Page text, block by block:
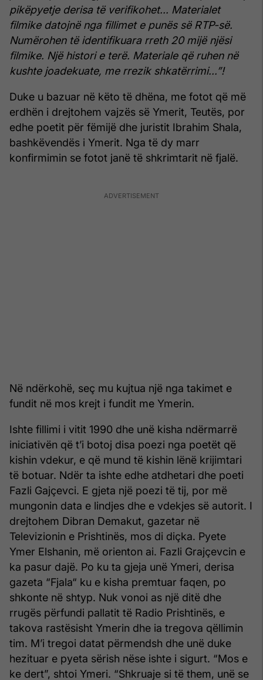
pikëpyetje derisa të verifikohet... Materialet
filmike datojnë nga fillimet e punës së RTP-së.
Numërohen të identifikuara rreth 20 mijë njësi
filmike. Një histori e terë. Materiale që ruhen në
kushte joadekuate, me rrezik shkatërrimi...”!
Duke u bazuar në këto të dhëna, me fotot që më
erdhën i drejtohem vajzës së Ymerit, Teutës, por
edhe poetit për fëmijë dhe juristit Ibrahim Shala,
bashkëvendës i Ymerit. Nga të dy marr
konfirmimin se fotot janë të shkrimtarit në fjalë.
Në ndërkohë, seç mu kujtua një nga takimet e
fundit në mos krejt i fundit me Ymerin.
Ishte fillimi i vitit 1990 dhe unë kisha ndërmarrë
iniciativën që t’i botoj disa poezi nga poetët që
kishin vdekur, e që mund të kishin lënë krijimtari
të botuar. Ndër ta ishte edhe atdhetari dhe poeti
Fazli Gajçevci. E gjeta një poezi të tij, por më
mungonin data e lindjes dhe e vdekjes së autorit. I
drejtohem Dibran Demakut, gazetar në
Televizionin e Prishtinës, mos di diçka. Pyete
Ymer Elshanin, më orienton ai. Fazli Grajçevcin e
ka pasur dajë. Po ku ta gjeja unë Ymeri, derisa
gazeta “Fjala“ ku e kisha premtuar faqen, po
shkonte në shtyp. Nuk vonoi as një ditë dhe
rrugës përfundi pallatit të Radio Prishtinës, e
takova rastësisht Ymerin dhe ia tregova qëllimin
tim. M’i tregoi datat përmendsh dhe unë duke
hezituar e pyeta sërish nëse ishte i sigurt. “Mos e
ke dert”, shtoi Ymeri. “Shkruaje si të them, unë se